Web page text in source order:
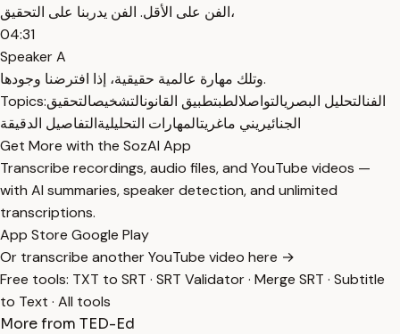
الفن على الأقل. الفن يدربنا على التحقيق،
04:31
Speaker A
وتلك مهارة عالمية حقيقية، إذا افترضنا وجودها.
Topics:
الفنالتحليل البصريالتواصلالطبتطبيق القانونالتشخيصالتحقيق
الجنائيريني ماغريتالمهارات التحليليةالتفاصيل الدقيقة
Get More with the SozAI App
Transcribe recordings, audio files, and YouTube videos —
with AI summaries, speaker detection, and unlimited
transcriptions.
App Store Google Play
Or transcribe another YouTube video here →
Free tools: TXT to SRT · SRT Validator· Merge SRT · Subtitle
to Text · All tools
More from TED-Ed